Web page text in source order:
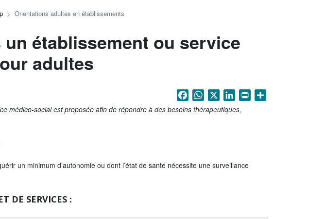
Orientations adultes en établissements
établissement ou service
adultes
FacebookWhatsApp
X LinkedIn
Print
médico-social est proposée afin de répondre à des besoins thérapeutiques,
un minimum d’autonomie ou dont l’état de santé nécessite une surveillance
DE SERVICES :